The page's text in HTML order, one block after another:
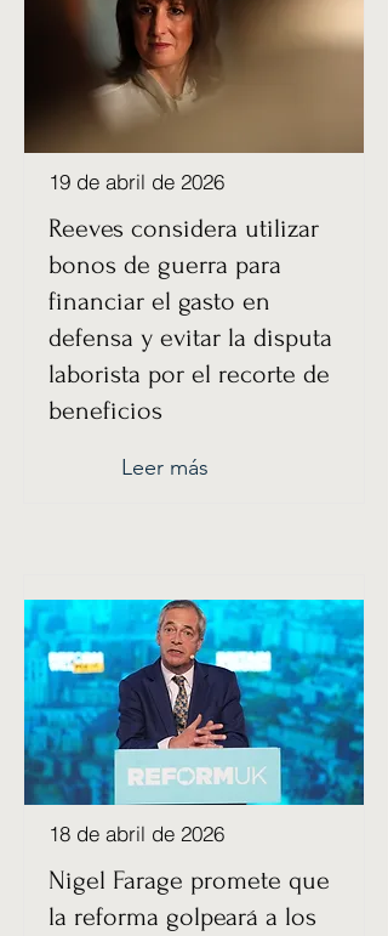
19 de abril de 2026
Reeves considera utilizar
bonos de guerra para
financiar el gasto en
defensa y evitar la disputa
laborista por el recorte de
beneficios
Leer más
18 de abril de 2026
Nigel Farage promete que
la reforma golpeará a los